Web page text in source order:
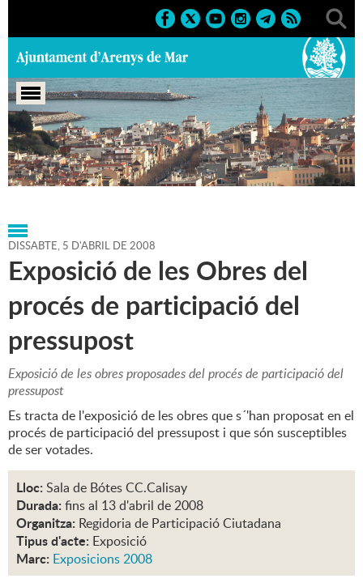
Portada > Agenda > 05-04-
2008 > Marcs > Culturals > 2008 > Exposicions 2008
DISSABTE, 5 D'ABRIL DE 2008
Exposició de les Obres del
procés de participació del
pressupost
Exposició de les obres proposades del procés de participació del
pressupost
Es tracta de l'exposició de les obres que s´'han proposat en el
procés de participació del pressupost i que són susceptibles
de ser votades.
Lloc: Sala de Bótes CC.Calisay
Durada: fins al 13 d'abril de 2008
Organitza: Regidoria de Participació Ciutadana
Tipus d'acte: Exposició
Marc: Exposicions 2008